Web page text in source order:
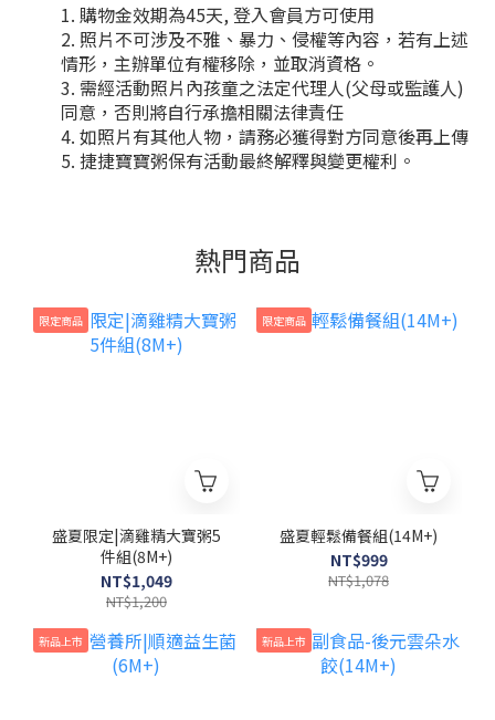
購物金效期為45天, 登入會員方可使用
照片不可涉及不雅、暴力、侵權等內容，若有上述
情形，主辦單位有權移除，並取消資格。
需經活動照片內孩童之法定代理人(父母或監護人)
同意，否則將自行承擔相關法律責任
如照片有其他人物，請務必獲得對方同意後再上傳
捷捷寶寶粥保有活動最終解釋與變更權利。
熱門商品
限定商品
盛夏限定|滴雞精大寶粥5
件組(8M+)
NT$1,049
NT$1,200
限定商品
盛夏輕鬆備餐組(14M+)
NT$999
NT$1,078
新品上市 新品上市